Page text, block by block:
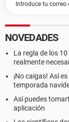
NOVEDADES
La regla de los
realmente
¡No caigas! Así
temporada
Así puedes
aplicación